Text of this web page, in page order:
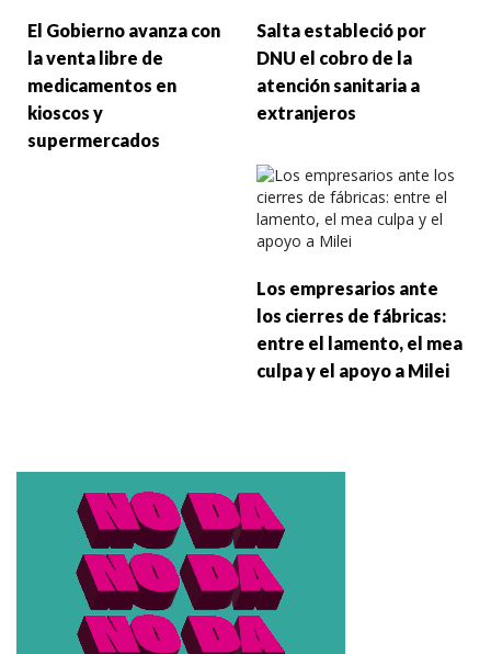
El Gobierno avanza con
la venta libre de
medicamentos en
kioscos y
supermercados
Salta estableció por
DNU el cobro de la
atención sanitaria a
extranjeros
Los empresarios ante
los cierres de fábricas:
entre el lamento, el mea
culpa y el apoyo a Milei